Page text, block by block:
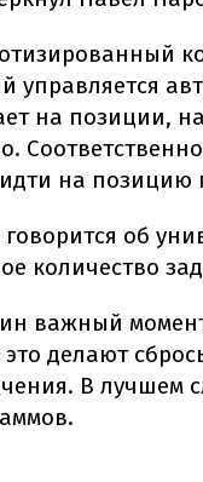
управляется
на позиции,
на позицию
говорится об
количество
важный
это делают
В лучшем